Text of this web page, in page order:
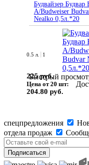
Будвайзер Будвар
А/Budweiser
Nealko 0,5л.*20
Быстрый
0.5 л. 1
225 руб.
Цена от 20 шт:
204.80 руб.
спецпредложения
отдела продаж